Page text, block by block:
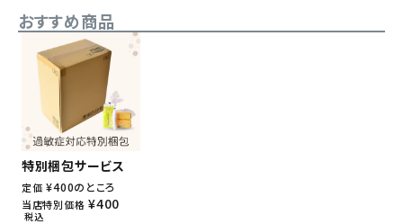
おすすめ商品
特別梱包サービス
定価 ¥400のところ
当店特別価格 ¥400
税込